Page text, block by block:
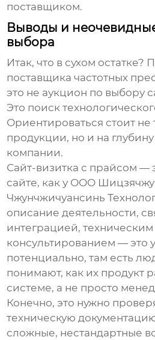
поставщиком.
Выводы и
выбора
Итак, что в сухом остатке?
поставщика частотных
это не аукцион по выбору
Это поиск
Ориентироваться стоит не
продукции, но и на
компании.
Сайт-визитка с прайсом —
сайте, как у ООО
Чжунчжичуансинь
описание деятельности,
интеграцией, техническим
консультированием — это
потенциально, там есть
понимают, как их продукт
системе, а не просто
Конечно, это нужно
техническую
сложные, нестандартные